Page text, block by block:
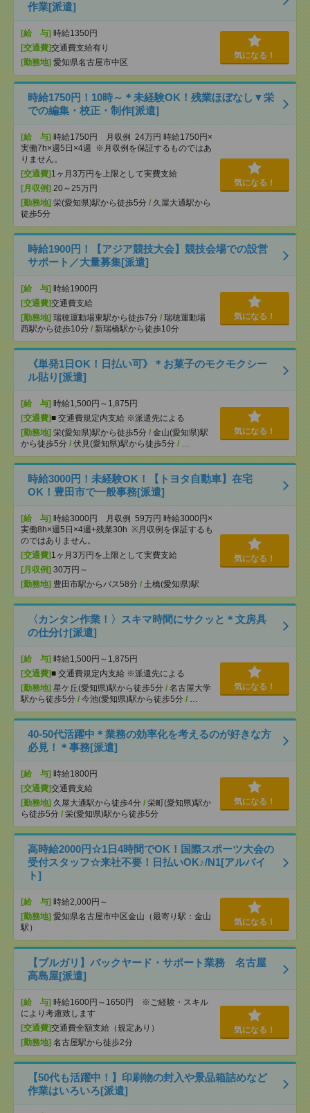
作業[派遣]
[給 与] 時給1350円
[交通費]交通費支給有り
[勤務地] 愛知県名古屋市中区
気になる！
時給1750円！10時～＊未経験OK！残業ほぼなし▼栄
での編集・校正・制作[派遣]
[給 与] 時給1750円 月収例 24万円 時給1750円×
実働7h×週5日×4週 ※月収例を保証するものではあ
りません。
[交通費] 1ヶ月3万円を上限として実費支給
[月収例] 20～25万円
[勤務地] 栄(愛知県)駅から徒歩5分 / 久屋大通駅から
徒歩5分
気になる！
時給1900円！【アジア競技大会】競技会場での設営
サポート／大量募集[派遣]
[給 与] 時給1900円
[交通費]交通費支給
[勤務地] 瑞穂運動場東駅から徒歩7分 / 瑞穂運動場
西駅から徒歩10分 / 新瑞橋駅から徒歩10分
気になる！
《単発1日OK！日払い可》＊お菓子のモクモクシー
ル貼り[派遣]
[給 与] 時給1,500円～1,875円
[交通費]■ 交通費規定内支給 ※派遣先による
[勤務地] 栄(愛知県)駅から徒歩5分 / 金山(愛知県)駅
から徒歩5分 / 伏見(愛知県)駅から徒歩5分 / …
気になる！
時給3000円！未経験OK！【トヨタ自動車】在宅
OK！豊田市で一般事務[派遣]
[給 与] 時給3000円 月収例 59万円 時給3000円×
実働8h×週5日×4週+残業30h ※月収例を保証するも
のではありません。
[交通費] 1ヶ月3万円を上限として実費支給
[月収例] 30万円～
[勤務地] 豊田市駅からバス58分 / 土橋(愛知県)駅
気になる！
〈カンタン作業！〉スキマ時間にサクッと＊文房具
の仕分け[派遣]
[給 与] 時給1,500円～1,875円
[交通費]■ 交通費規定内支給 ※派遣先による
[勤務地] 星ケ丘(愛知県)駅から徒歩5分 / 名古屋大学
駅から徒歩5分 / 今池(愛知県)駅から徒歩5分 / …
気になる！
40-50代活躍中＊業務の効率化を考えるのが好きな方
必見！＊事務[派遣]
[給 与] 時給1800円
[交通費]交通費支給
[勤務地] 久屋大通駅から徒歩4分 / 栄町(愛知県)駅か
ら徒歩5分 / 栄(愛知県)駅から徒歩5分
気になる！
高時給2000円☆1日4時間でOK！国際スポーツ大会の
受付スタッフ☆来社不要！日払いOK♪/N1[アルバイ
ト]
[給 与] 時給2,000円～
[勤務地] 愛知県名古屋市中区金山（最寄り駅：金山
駅）
気になる！
【ブルガリ】バックヤード・サポート業務 名古屋
高島屋[派遣]
[給 与] 時給1600円～1650円 ※ご経験・スキル
により考慮致します
[交通費]交通費全額支給（規定あり）
[勤務地] 名古屋駅から徒歩2分
気になる！
【50代も活躍中！】印刷物の封入や景品箱詰めなど
作業はいろいろ[派遣]